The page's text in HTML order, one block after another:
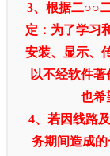
3、根据二○○
定：为了学习
安装、显示、
以不经软件
也希
4、若因线路
务期间造成的